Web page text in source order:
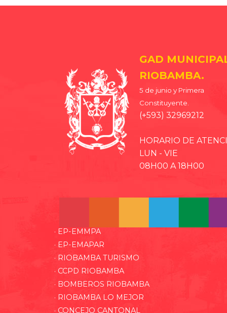
GAD
RIOBAMBA.
5 de junio y Primera
Constituyente.
(+593) 32969212
HORARIO DE
LUN - VIE
08H00 A 18H00
· EP-EMMPA
· EP-EMAPAR
· RIOBAMBA TURISMO
· CCPD RIOBAMBA
· BOMBEROS RIOBAMBA
· RIOBAMBA LO MEJOR
· CONCEJO CANTONAL